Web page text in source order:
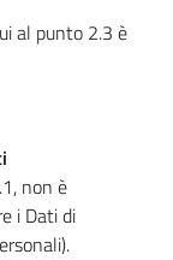
al punto 2.3 è
non è
i Dati di